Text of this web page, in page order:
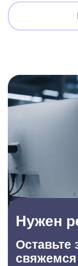
Нужен
Оставьте
свяжемся